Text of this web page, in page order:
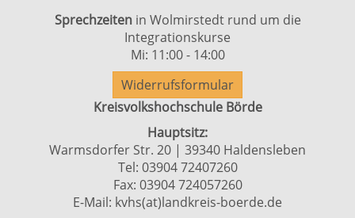
Sprechzeiten in Wolmirstedt rund um die
Integrationskurse
Mi: 11:00 - 14:00
Widerrufsformular
Kreisvolkshochschule Börde
Hauptsitz:
Warmsdorfer Str. 20 | 39340 Haldensleben
Tel: 03904 72407260
Fax: 03904 724057260
E-Mail: kvhs(at)landkreis-boerde.de